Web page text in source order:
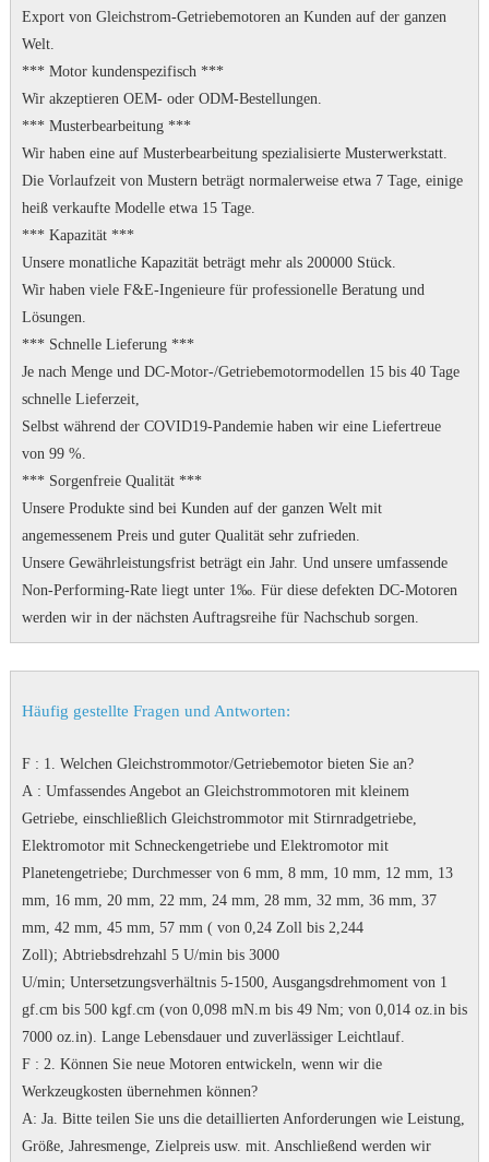
Export von Gleichstrom-Getriebemotoren an Kunden auf der ganzen
Welt.
*** Motor kundenspezifisch ***
Wir akzeptieren OEM- oder ODM-Bestellungen.
*** Musterbearbeitung ***
Wir haben eine auf Musterbearbeitung spezialisierte Musterwerkstatt.
Die Vorlaufzeit von Mustern beträgt normalerweise etwa 7 Tage, einige
heiß verkaufte Modelle etwa 15 Tage.
*** Kapazität ***
Unsere monatliche Kapazität beträgt mehr als 200000 Stück.
Wir haben viele F&E-Ingenieure für professionelle Beratung und
Lösungen.
*** Schnelle Lieferung ***
Je nach Menge und DC-Motor-/Getriebemotormodellen 15 bis 40 Tage
schnelle Lieferzeit,
Selbst während der COVID19-Pandemie haben wir eine Liefertreue
von 99 %.
*** Sorgenfreie Qualität ***
Unsere Produkte sind bei Kunden auf der ganzen Welt mit
angemessenem Preis und guter Qualität sehr zufrieden.
Unsere Gewährleistungsfrist beträgt ein Jahr. Und unsere umfassende
Non-Performing-Rate liegt unter 1‰. Für diese defekten DC-Motoren
werden wir in der nächsten Auftragsreihe für Nachschub sorgen.
Häufig gestellte Fragen und Antworten:
F: 1. Welchen Gleichstrommotor/Getriebemotor bieten Sie an?
A: Umfassendes Angebot an Gleichstrommotoren mit kleinem
Getriebe, einschließlich Gleichstrommotor mit Stirnradgetriebe,
Elektromotor mit Schneckengetriebe und Elektromotor mit
Planetengetriebe; Durchmesser von 6 mm, 8 mm, 10 mm, 12 mm, 13
mm, 16 mm, 20 mm, 22 mm, 24 mm, 28 mm, 32 mm, 36 mm, 37
mm, 42 mm, 45 mm, 57 mm ( von 0,24 Zoll bis 2,244
Zoll); Abtriebsdrehzahl 5 U/min bis 3000
U/min; Untersetzungsverhältnis 5-1500, Ausgangsdrehmoment von 1
gf.cm bis 500 kgf.cm (von 0,098 mN.m bis 49 Nm; von 0,014 oz.in bis
7000 oz.in). Lange Lebensdauer und zuverlässiger Leichtlauf.
F: 2. Können Sie neue Motoren entwickeln, wenn wir die
Werkzeugkosten übernehmen können?
A: Ja. Bitte teilen Sie uns die detaillierten Anforderungen wie Leistung,
Größe, Jahresmenge, Zielpreis usw. mit. Anschließend werden wir